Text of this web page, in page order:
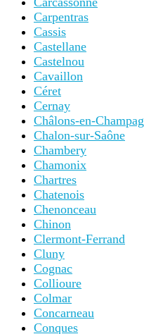
Carpentras
Cassis
Castellane
Castelnou
Cavaillon
Céret
Cernay
Châlons-en-
Chalon-sur-Saône
Chambery
Chamonix
Chartres
Chatenois
Chenonceau
Chinon
Clermont-Ferrand
Cluny
Cognac
Collioure
Colmar
Concarneau
Conques